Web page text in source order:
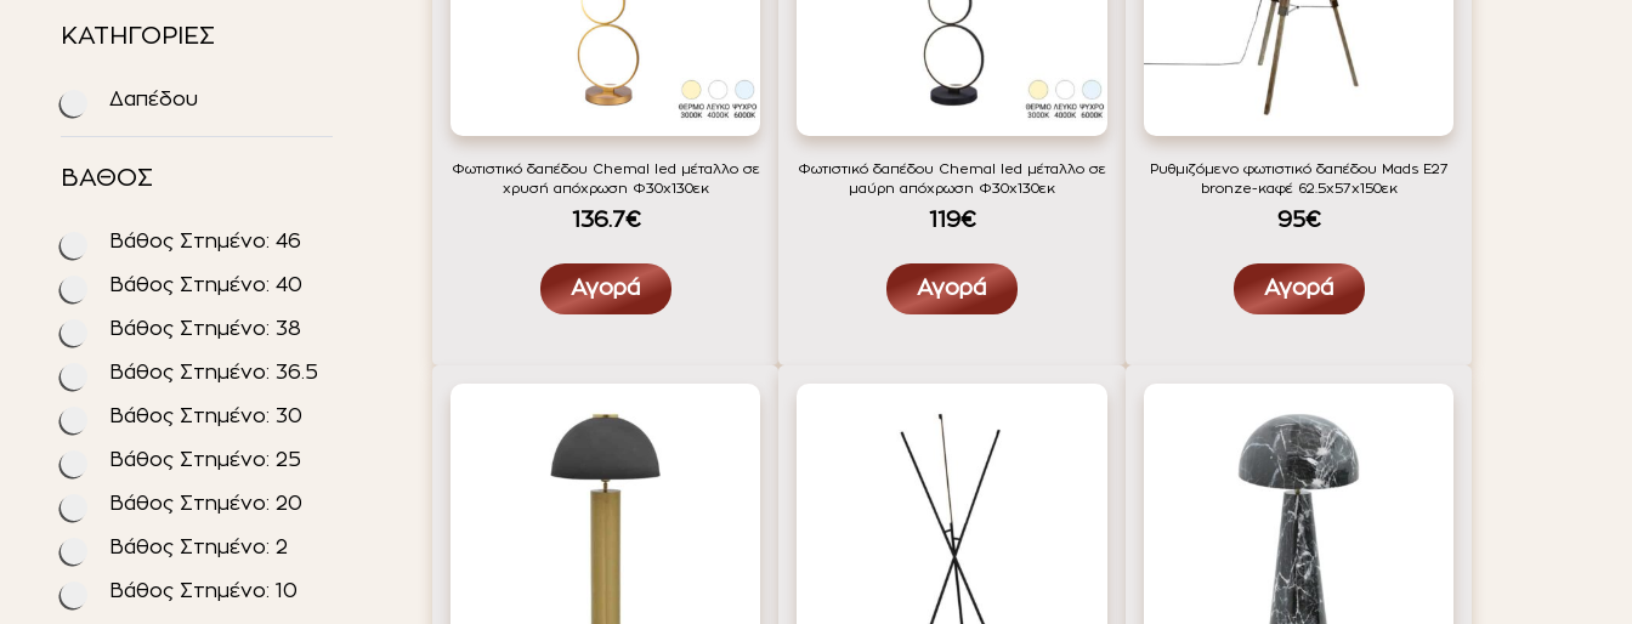
ΚΑΤΗΓΟΡΙΕΣ
Δαπέδου
ΒΑΘΟΣ
Βάθος Στημένο: 46
Βάθος Στημένο: 40
Βάθος Στημένο: 38
Βάθος Στημένο: 36.5
Βάθος Στημένο: 30
Βάθος Στημένο: 25
Βάθος Στημένο: 20
Βάθος Στημένο: 2
Βάθος Στημένο: 10
Φωτιστικό δαπέδου Chemal led μέταλλο σε
χρυσή απόχρωση Φ30x130εκ
136.7€
Αγορά
Φωτιστικό δαπέδου Chemal led μέταλλο σε
μαύρη απόχρωση Φ30x130εκ
119€
Αγορά
Ρυθμιζόμενο φωτιστικό δαπέδου Mads E27
bronze-καφέ 62.5x57x150εκ
95€
Αγορά